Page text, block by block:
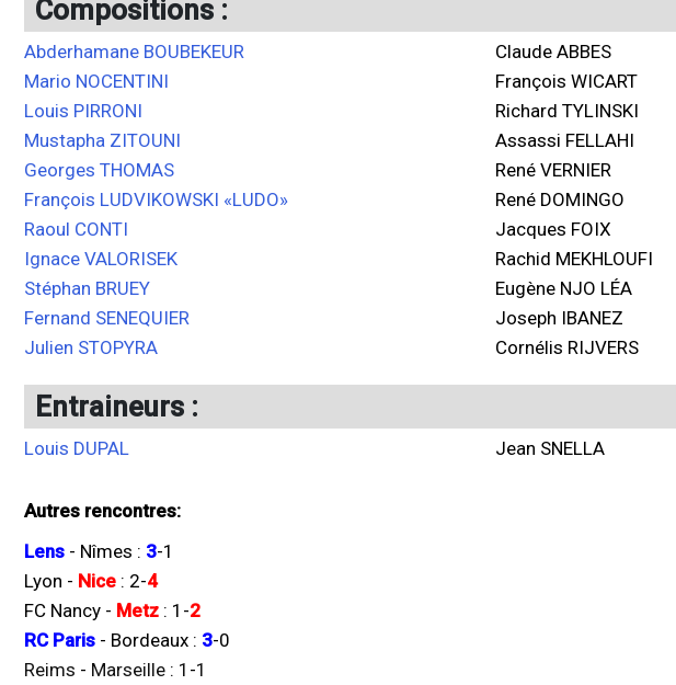
Compositions :
Abderhamane BOUBEKEUR
Mario NOCENTINI
Louis PIRRONI
Mustapha ZITOUNI
Georges THOMAS
François LUDVIKOWSKI «LUDO»
Raoul CONTI
Ignace VALORISEK
Stéphan BRUEY
Fernand SENEQUIER
Julien STOPYRA
Claude ABBES
François WICART
Richard TYLINSKI
Assassi FELLAHI
René VERNIER
René DOMINGO
Jacques FOIX
Rachid MEKHLOUFI
Eugène NJO LÉA
Joseph IBANEZ
Cornélis RIJVERS
Entraineurs :
Louis DUPAL Jean SNELLA
Autres rencontres:
Lens - Nîmes : 3-1
Lyon - Nice : 2-4
FC Nancy - Metz : 1 -2
RC Paris - Bordeaux : 3-0
Reims - Marseille : 1 -1